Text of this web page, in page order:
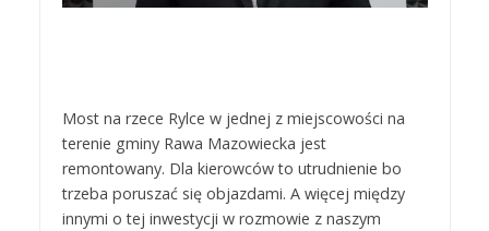
Most na rzece Rylce w jednej z miejscowości na
terenie gminy Rawa Mazowiecka jest
remontowany. Dla kierowców to utrudnienie bo
trzeba poruszać się objazdami. A więcej między
innymi o tej inwestycji w rozmowie z naszym